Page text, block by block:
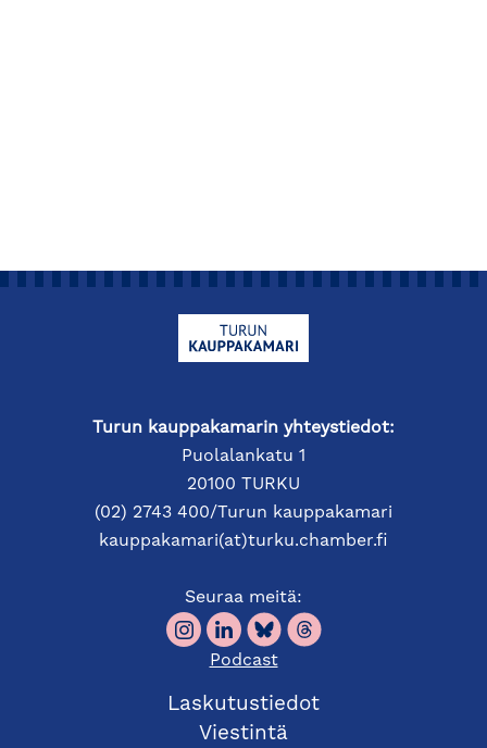
Turun kauppakamarin yhteystiedot:
Puolalankatu 1
20100 TURKU
(02) 2743 400/Turun kauppakamari
kauppakamari(at)turku.chamber.fi
Seuraa meitä:
Podcast
Laskutustiedot
Viestintä